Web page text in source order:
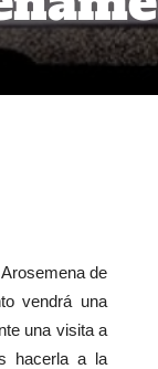
de
vendrá una
una visita a
hacerla a la